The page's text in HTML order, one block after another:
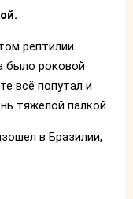
рептилии.
было роковой
всё попутал и
тяжёлой палкой.
в Бразилии,